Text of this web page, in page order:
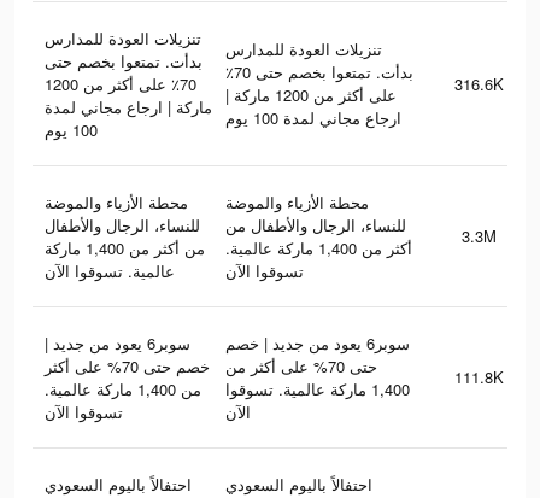
تنزيلات العودة للمدارس
بدأت. تمتعوا بخصم حتى
70٪؜ على أكثر من 1200
ماركة | ارجاع مجاني لمدة
100 يوم
تنزيلات العودة للمدارس
بدأت. تمتعوا بخصم حتى 70٪؜
على أكثر من 1200 ماركة |
ارجاع مجاني لمدة 100 يوم
316.6K
محطة الأزياء والموضة
للنساء، الرجال والأطفال
من أكثر من 1,400 ماركة
عالمية. تسوقوا الآن
محطة الأزياء والموضة
للنساء، الرجال والأطفال من
أكثر من 1,400 ماركة عالمية.
تسوقوا الآن
3.3M
سوبر6 يعود من جديد |
خصم حتى 70% على أكثر
من 1,400 ماركة عالمية.
تسوقوا الآن
سوبر6 يعود من جديد | خصم
حتى 70% على أكثر من
1,400 ماركة عالمية. تسوقوا
الآن
111.8K
احتفالاً باليوم السعودي
احتفالاً باليوم السعودي